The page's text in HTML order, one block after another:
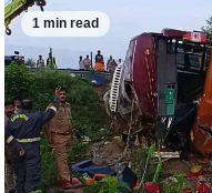
1 min read